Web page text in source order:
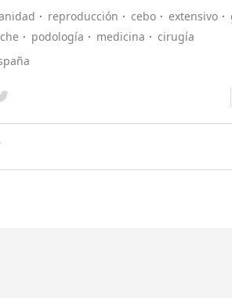
reproducción cebo extensivo
podología medicina
cirugía